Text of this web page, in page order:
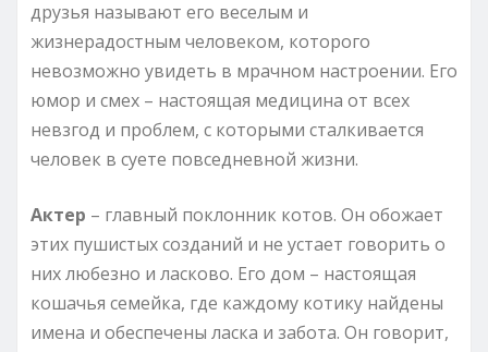
друзья называют его веселым и
жизнерадостным человеком, которого
невозможно увидеть в мрачном настроении. Его
юмор и смех – настоящая медицина от всех
невзгод и проблем, с которыми сталкивается
человек в суете повседневной жизни.
Актер – главный поклонник котов. Он обожает
этих пушистых созданий и не устает говорить о
них любезно и ласково. Его дом – настоящая
кошачья семейка, где каждому котику найдены
имена и обеспечены ласка и забота. Он говорит,